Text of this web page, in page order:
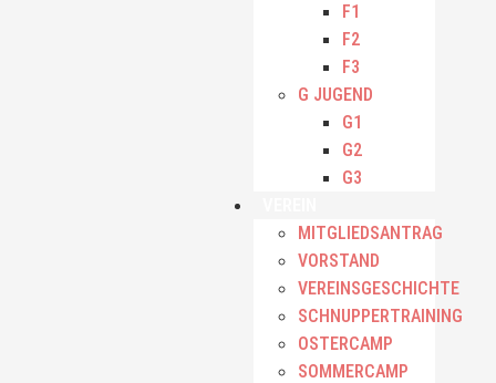
F1
F2
F3
G JUGEND
G1
G2
G3
MITGLIEDSANTRAG
VORSTAND
VEREINSGESCHICHTE
SCHNUPPERTRAINING
OSTERCAMP
SOMMERCAMP